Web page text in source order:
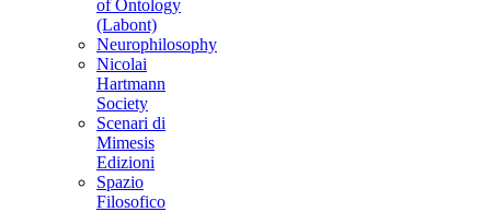
of Ontology
(Labont)
Neurophilosophy
Nicolai
Hartmann
Society
Scenari di
Mimesis
Edizioni
Spazio
Filosofico